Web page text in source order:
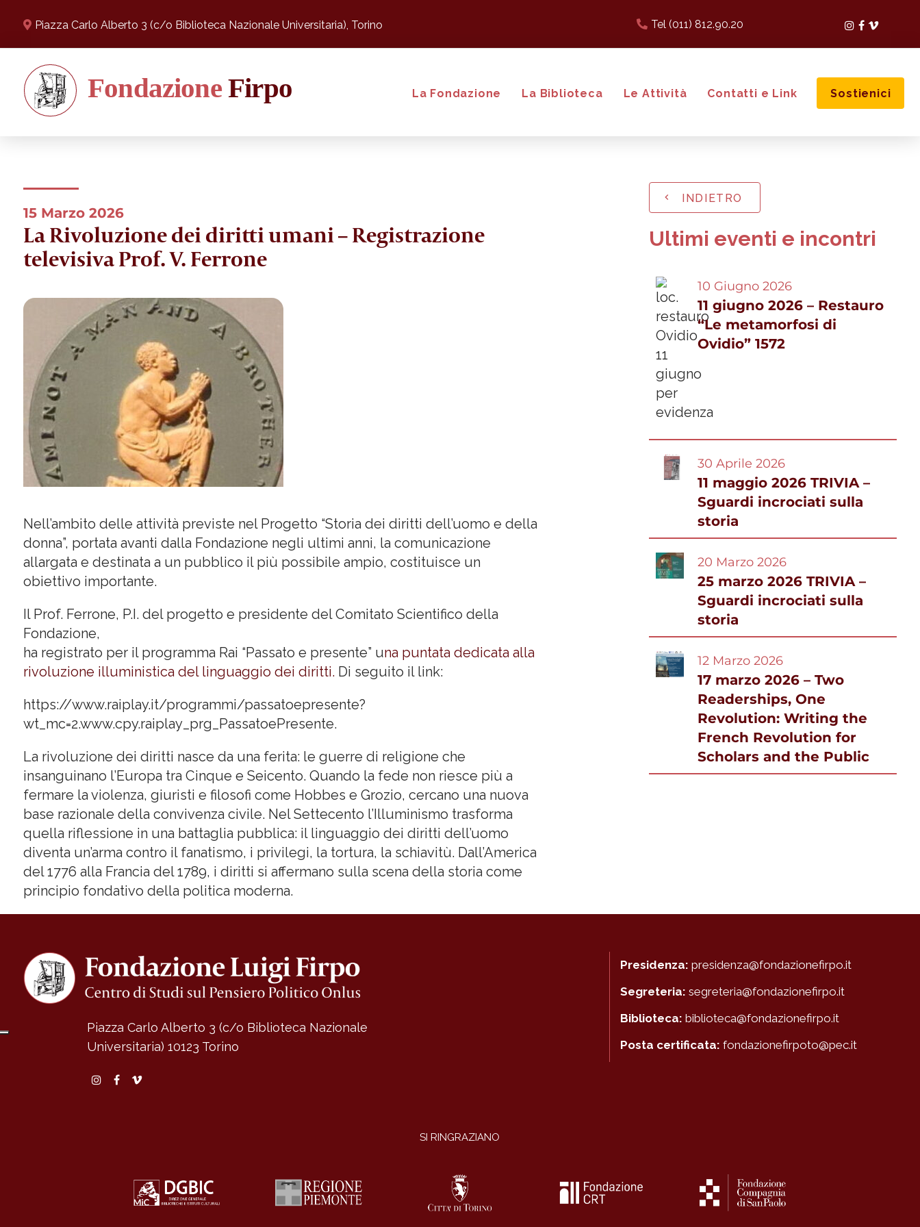
Piazza Carlo Alberto 3 (c/o Biblioteca Nazionale Universitaria), Torino Tel (011) 812.90.20 Instagram
Facebook
Vimeo
La Fondazione La Biblioteca Le Attività Contatti e Link Sostienici
15 Marzo 2026
La Rivoluzione dei diritti umani – Registrazione
televisiva Prof. V. Ferrone
Nell’ambito delle attività previste nel Progetto “Storia dei diritti dell’uomo e della
donna”, portata avanti dalla Fondazione negli ultimi anni, la comunicazione
allargata e destinata a un pubblico il più possibile ampio, costituisce un
obiettivo importante.
Il Prof. Ferrone, P.I. del progetto e presidente del Comitato Scientifico della
Fondazione,
ha registrato per il programma Rai “Passato e presente” una puntata dedicata alla
rivoluzione illuministica del linguaggio dei diritti.Di seguito il link:
https://www.raiplay.it/programmi/passatoepresente?
wt_mc=2.www.cpy.raiplay_prg_PassatoePresente.
La rivoluzione dei diritti nasce da una ferita: le guerre di religione che
insanguinano l’Europa tra Cinque e Seicento. Quando la fede non riesce più a
fermare la violenza, giuristi e filosofi come Hobbes e Grozio, cercano una nuova
base razionale della convivenza civile. Nel Settecento l’Illuminismo trasforma
quella riflessione in una battaglia pubblica: il linguaggio dei diritti dell’uomo
diventa un’arma contro il fanatismo, i privilegi, la tortura, la schiavitù. Dall’America
del 1776 alla Francia del 1789, i diritti si affermano sulla scena della storia come
principio fondativo della politica moderna.
INDIETRO
Ultimi eventi e incontri
10 Giugno 2026
11 giugno 2026 – Restauro
“Le metamorfosi di
Ovidio” 1572
30 Aprile 2026
11 maggio 2026 TRIVIA –
Sguardi incrociati sulla
storia
20 Marzo 2026
25 marzo 2026 TRIVIA –
Sguardi incrociati sulla
storia
12 Marzo 2026
17 marzo 2026 – Two
Readerships, One
Revolution: Writing the
French Revolution for
Scholars and the Public
Piazza Carlo Alberto 3 (c/o Biblioteca Nazionale
Universitaria) 10123 Torino
Instagram
Facebook
Vimeo
Presidenza: presidenza@fondazionefirpo.it
Segreteria: segreteria@fondazionefirpo.it
Biblioteca: biblioteca@fondazionefirpo.it
Posta certificata: fondazionefirpoto@pec.it
SI RINGRAZIANO